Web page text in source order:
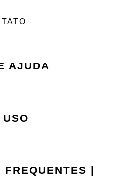
AJUDA
FREQUENTES |